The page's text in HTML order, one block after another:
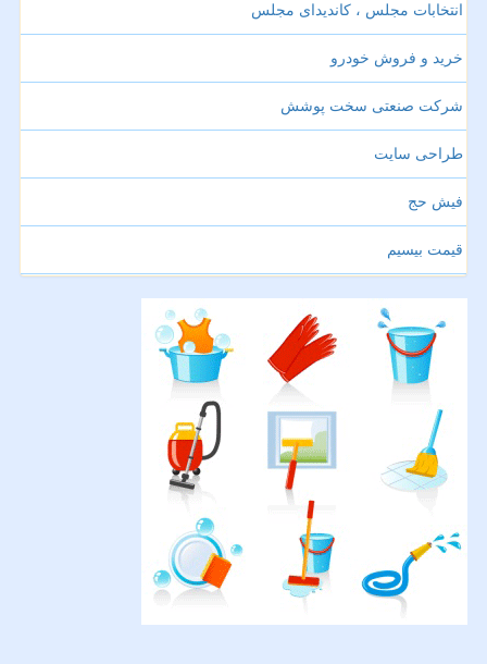
انتخابات مجلس ، کاندیدای مجلس
خرید و فروش خودرو
شرکت صنعتی سخت پوشش
طراحی سایت
فیش حج
قیمت بیسیم